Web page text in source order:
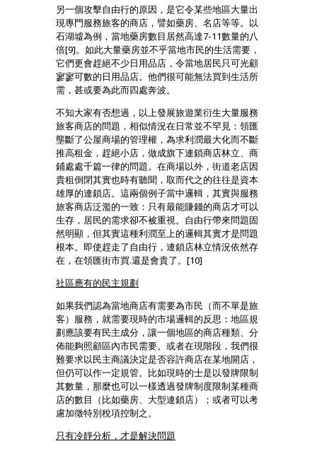
另一個攻擊自由行的原因，是它令某些地區大量出
現專門服務旅客的商店，譬如藥房、名店等等。以
石湖墟為例，當地藥房數目居然高達7-11數量的八
倍[9]。如此大量藥房並不乎當地市民的生活需要，
它們更會趕絕不少日用品店，令當地居民只可光顧
寥寥可數的日用品店。他們很可能無法買到生活所
需，甚或要為此而四處奔波。
不知大家有否想過，以上發展旅遊業衍生大量服務
旅客商店的問題，相似情況在日常並不罕見：領匯
壟斷了公屋商場的管理權，為求利潤最大化而不斷
推高租金，趕絕小店，做成旗下連鎖商店林立、商
鋪處處千篇一律的問題。在商場以外，街道老店因
貴租倒閉其實也時有聽聞，取而代之的往往是資本
雄厚的連鎖店。這兩個例子當中邏輯，其實與服務
旅客商店泛濫的一致：只有最能賺錢的商店才可以
生存，居民的需求卻不被重視。自由行帶來問題固
然明顯，但其實這種利潤至上的邏輯其實才是問題
根本。即使趕走了自由行，連鎖店林立情況依然存
在，在領匯街市買.還是會貴了。[10]
社區應有的民主規劃
如果我們認為當地商店有需要為市民（而不單是旅
客）服務，就需要現時的市場邏輯的反思：地區規
劃應該要有民主成分，讓一個地區的商店種類、分
佈能夠照顧區內市民需要。或者在現階段，我們很
難要求以民主商議決定是否容許商店在某地開店，
但仍可以作一定規管。比如現時的士是以發牌限制
其數量，那麼也可以一樣透過發牌制度限制某種商
店的數目（比如藥房、大型連鎖店）；或者可以考
慮加徵特別稅項控制之。
只有冷靜分析，才是解決問題